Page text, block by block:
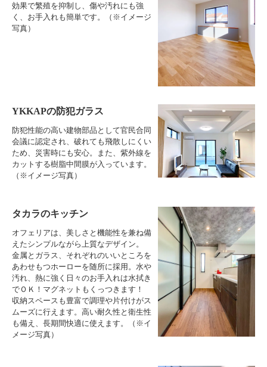
効果で繁殖を抑制し、傷や汚れにも強
く、お手入れも簡単です。（※イメージ
写真）
YKKAPの防犯ガラス
防犯性能の高い建物部品として官民合同
会議に認定され、破れても飛散しにくい
ため、災害時にも安心。また、紫外線を
カットする樹脂中間膜が入っています。
（※イメージ写真）
タカラのキッチン
オフェリアは、美しさと機能性を兼ね備
えたシンプルながら上質なデザイン。
金属とガラス、それぞれのいいところを
あわせもつホーローを随所に採用。水や
汚れ、熱に強く日々のお手入れは水拭き
でＯＫ！マグネットもくっつきます！
収納スペースも豊富で調理や片付けがス
ムーズに行えます。高い耐久性と衛生性
も備え、長期間快適に使えます。（※イ
メージ写真）